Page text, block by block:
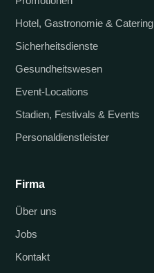
Hotel, Gastronomie & Catering
Sicherheitsdienste
Gesundheitswesen
Event-Locations
Stadien, Festivals & Events
Personaldienstleister
Firma
Über uns
Jobs
Kontakt